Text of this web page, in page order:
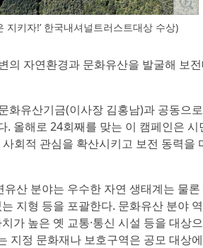
지키자!’ 한국내셔널트러스트대상 수상)
의 자연환경과 문화유산을 발굴해 보전
화유산기금(이사장 김홍남)과 공동으
. 올해로 24회째를 맞는 이 캠페인은 시
회적 관심을 확산시키고 보전 동력을
산 분야는 우수한 자연 생태계는 물론
지형 등을 포괄한다. 문화유산 분야
가 높은 옛 교통·통신 시설 등을 대상
지정 문화재나 보호구역은 공모 대상